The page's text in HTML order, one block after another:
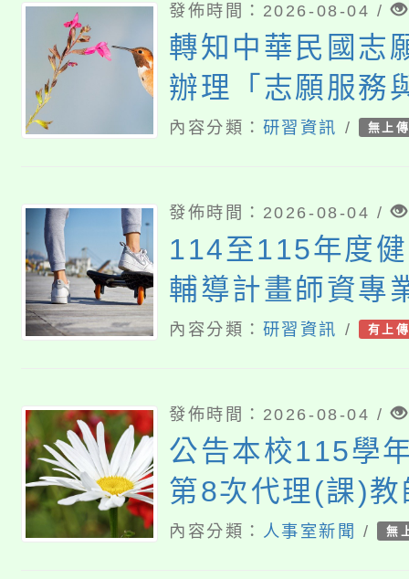
發佈時間：2026-08-04 /
轉知中華民國志
辦理「志願服務
研討會」
內容分類： 研習資訊 / 無上
發佈時間：2026-08-04 /
114至115年度
輔導計畫師資專
內容分類： 研習資訊 / 有上
發佈時間：2026-08-04 /
公告本校115學
第8次代理(課)
(尚有缺額)
內容分類： 人事室新聞 / 無